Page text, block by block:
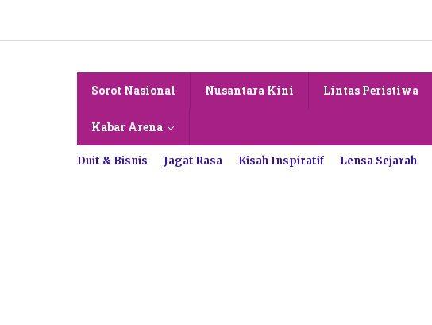
konten
Sorot Nasional Nusantara Kini Lintas Peristiwa
Kabar Arena
Duit & Bisnis Jagat Rasa Kisah Inspiratif Lensa Sejarah